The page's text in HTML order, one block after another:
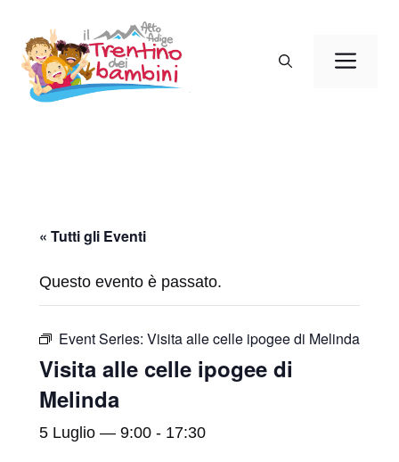
contenuto
« Tutti gli Eventi
Questo evento è passato.
Event Series: Visita alle celle ipogee di Melinda
Visita alle celle ipogee di
Melinda
5 Luglio — 9:00 - 17:30